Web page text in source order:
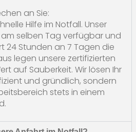
an Sie:
Hilfe im Notfall. Unser
selben Tag verfügbar und
24 Stunden an 7 Tagen die
legen unsere zertifizierten
auf Sauberkeit. Wir lösen Ihr
und gründlich, sondern
stets in einem